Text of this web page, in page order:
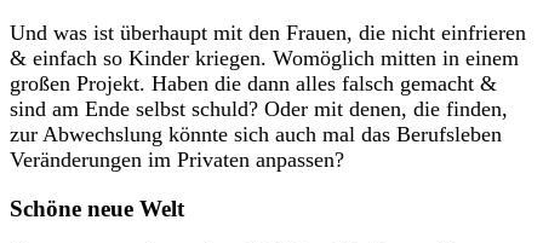
Und was ist überhaupt mit den Frauen, die nicht einfrieren
& einfach so Kinder kriegen. Womöglich mitten in einem
großen Projekt. Haben die dann alles falsch gemacht &
sind am Ende selbst schuld? Oder mit denen, die finden,
zur Abwechslung könnte sich auch mal das Berufsleben
Veränderungen im Privaten anpassen?
Schöne neue Welt